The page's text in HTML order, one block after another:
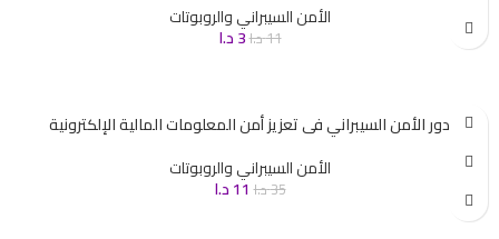
الأمن السيبراني والروبوتات
11د.ا3د.ا
دور الأمن السيبراني فى تعزيز أمن المعلومات المالية الإلكترونية
الأمن السيبراني والروبوتات
35د.ا 11د.ا